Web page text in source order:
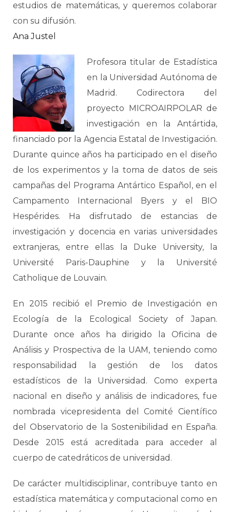
estudios de matemáticas, y queremos colaborar
con su difusión.
Ana Justel
Profesora titular de Estadística
en la Universidad Autónoma de
Madrid. Codirectora del
proyecto MICROAIRPOLAR de
investigación en la Antártida,
financiado por la Agencia Estatal de Investigación.
Durante quince años ha participado en el diseño
de los experimentos y la toma de datos de seis
campañas del Programa Antártico Español, en el
Campamento Internacional Byers y el BIO
Hespérides. Ha disfrutado de estancias de
investigación y docencia en varias universidades
extranjeras, entre ellas la Duke University, la
Université Paris-Dauphine y la Université
Catholique de Louvain.
En 2015 recibió el Premio de Investigación en
Ecología de la Ecological Society of Japan.
Durante once años ha dirigido la Oficina de
Análisis y Prospectiva de la UAM, teniendo como
responsabilidad la gestión de los datos
estadísticos de la Universidad. Como experta
nacional en diseño y análisis de indicadores, fue
nombrada vicepresidenta del Comité Científico
del Observatorio de la Sostenibilidad en España.
Desde 2015 está acreditada para acceder al
cuerpo de catedráticos de universidad.
De carácter multidisciplinar, contribuye tanto en
estadística matemática y computacional como en